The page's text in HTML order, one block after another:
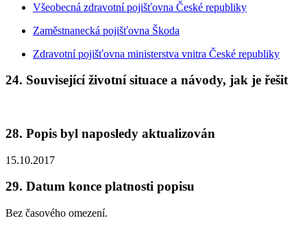
Všeobecná zdravotní pojišťovna České republiky
Zaměstnanecká pojišťovna Škoda
Zdravotní pojišťovna ministerstva vnitra České republiky
24. Související životní situace a návody, jak je řešit
28. Popis byl naposledy aktualizován
15.10.2017
29. Datum konce platnosti popisu
Bez časového omezení.